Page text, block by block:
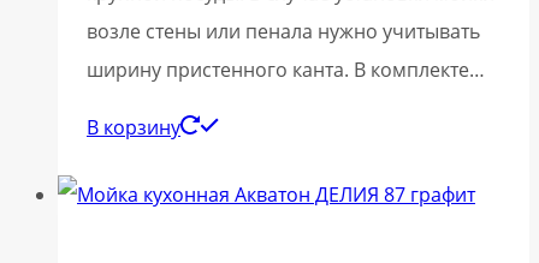
возле стены или пенала нужно учитывать
ширину пристенного канта. В комплекте…
В корзину